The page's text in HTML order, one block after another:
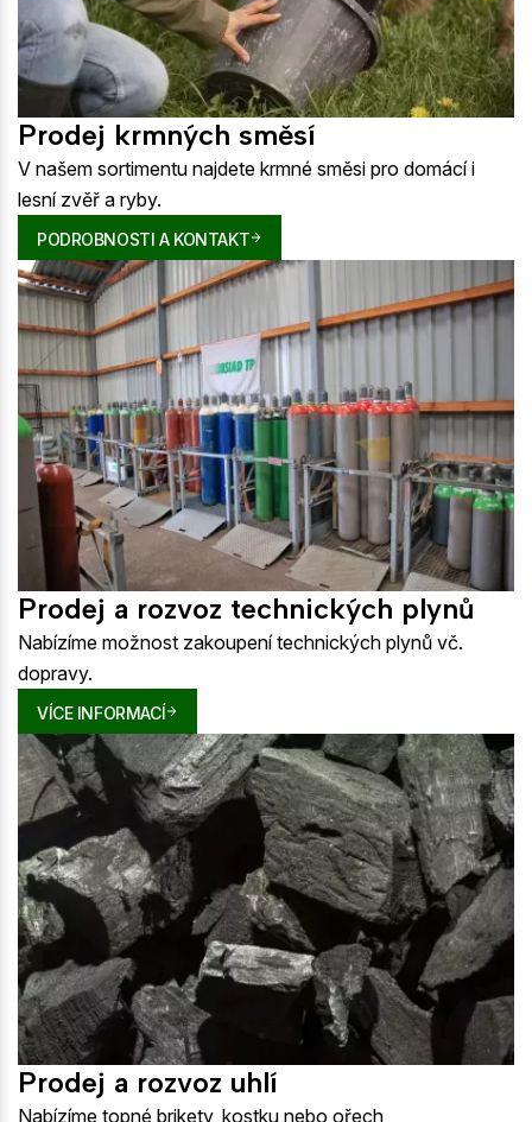
Prodej krmných směsí
V našem sortimentu najdete krmné směsi pro domácí i
lesní zvěř a ryby.
PODROBNOSTI A KONTAKT
Prodej a rozvoz technických plynů
Nabízíme možnost zakoupení technických plynů vč.
dopravy.
VÍCE INFORMACÍ
Prodej a rozvoz uhlí
Nabízíme topné brikety, kostku nebo ořech